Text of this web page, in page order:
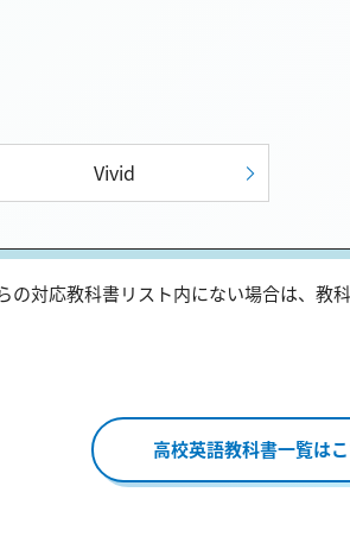
Vivid
対応教科書リスト内にない場合は、
高校英語教科書一覧は